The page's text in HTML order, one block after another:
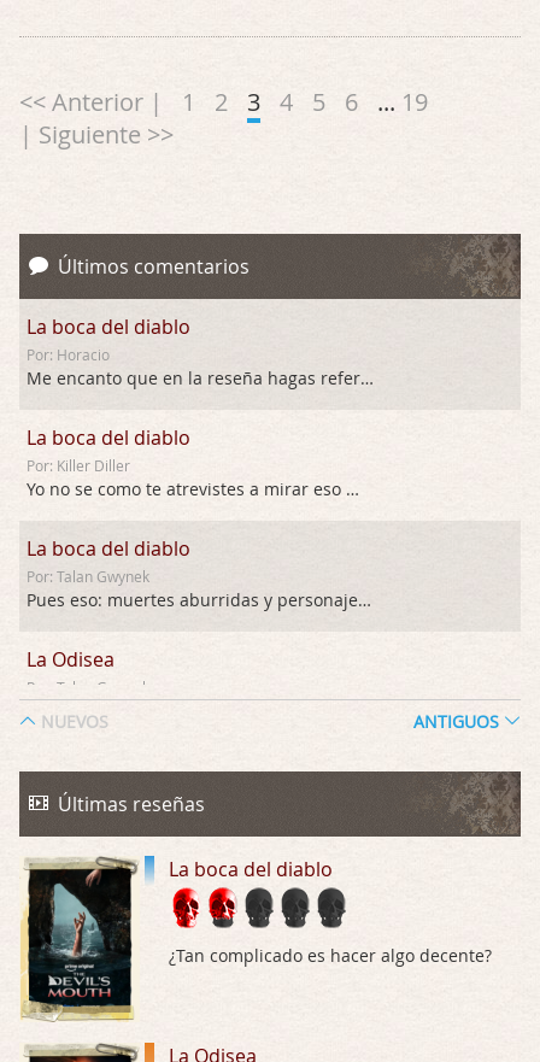
<< Anterior | 1 2 3 4 5 6 ... 19
| Siguiente >>
Últimos comentarios
La boca del diablo
Por: Horacio
Me encanto que en la reseña hagas referen …
La boca del diablo
Por: Killer Diller
Yo no se como te atrevistes a mirar eso …
La boca del diablo
Por: Talan Gwynek
Pues eso: muertes aburridas y personajes p …
La Odisea
Por: Talan Gwynek
La Odisea
Por: Draghann
Trance
Por: Luar
El señor de las moscas
Por: Luar
NUEVOS ANTIGUOS
Últimas reseñas
La boca del diablo
¿Tan complicado es hacer algo decente?
La Odisea